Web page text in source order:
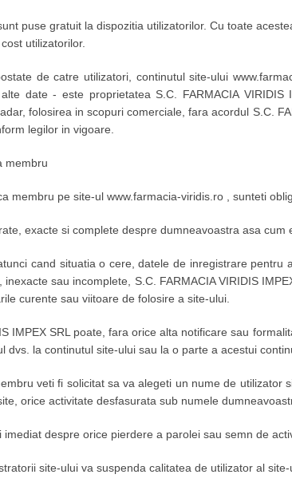
puse gratuit la dispozitia utilizatorilor. Cu toate
utilizatorilor.
de catre utilizatori, continutul site-ului
date - este proprietatea S.C. FARMACIA
folosirea in scopuri comerciale, fara acordul S.C.
legilor in vigoare.
membru
membru pe site-ul www.farmacia-viridis.ro , sunteti
exacte si complete despre dumneavoastra asa
cand situatia o cere, datele de inregistrare
sau incomplete, S.C. FARMACIA VIRIDIS
curente sau viitoare de folosire a site-ului.
IMPEX SRL poate, fara orice alta notificare sau
dvs. la continutul site-ului sau la o parte a acestui
veti fi solicitat sa va alegeti un nume de
orice activitate desfasurata sub numele
imediat despre orice pierdere a parolei sau semn de
site-ului va suspenda calitatea de utilizator al